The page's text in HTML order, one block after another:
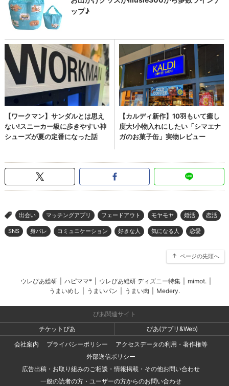
> 出会い マッチングアプリ フェードアウト モヤモヤ 婚活 恋活
SNS 身バレ コミュニケーション 好きな人 気になる人 恋愛
ページの先頭へ
ウレぴあ総研 ハピママ* ウレぴあ総研 ディズニー特集 mimot.
うまいめし
うまいパン うまい肉 Medery.
ぴあ関連サイト
チケットぴあ
ぴあ(アプリ&Web)
会社案内
プライバシーポリシー
アクセスデータの利用・著作権等
外部送信ポリシー
広告出稿・お取り組みのご相談・情報掲載・その他お問い合わせ
一般の読者の方・ユーザーの方からのお問い合わせ